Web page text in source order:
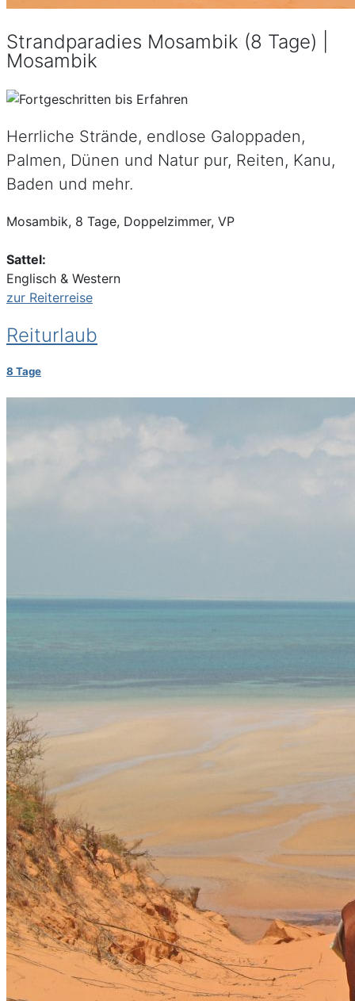
Strandparadies Mosambik (8 Tage) |
Mosambik
Herrliche Strände, endlose Galoppaden,
Palmen, Dünen und Natur pur, Reiten, Kanu,
Baden und mehr.
Mosambik, 8 Tage, Doppelzimmer, VP
Sattel:
Englisch & Western
zur Reiterreise
Reiturlaub
8 Tage